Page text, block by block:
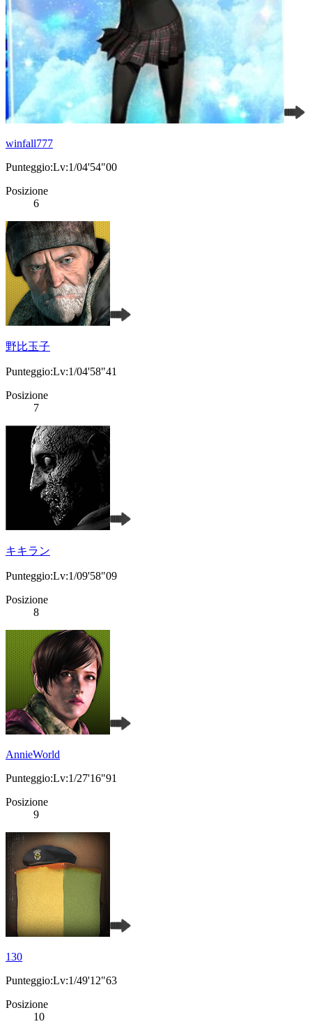
winfall777
Punteggio:Lv:1/04'54"00
Posizione
6
野比玉子
Punteggio:Lv:1/04'58"41
Posizione
7
キキラン
Punteggio:Lv:1/09'58"09
Posizione
8
AnnieWorld
Punteggio:Lv:1/27'16"91
Posizione
9
130
Punteggio:Lv:1/49'12"63
Posizione
10